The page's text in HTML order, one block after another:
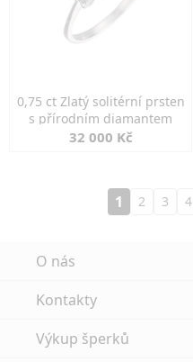
0,75 ct Zlatý solitérní prsten
s přírodním diamantem
32 000 Kč
1 2 3 4
O nás
Kontakty
Výkup šperků